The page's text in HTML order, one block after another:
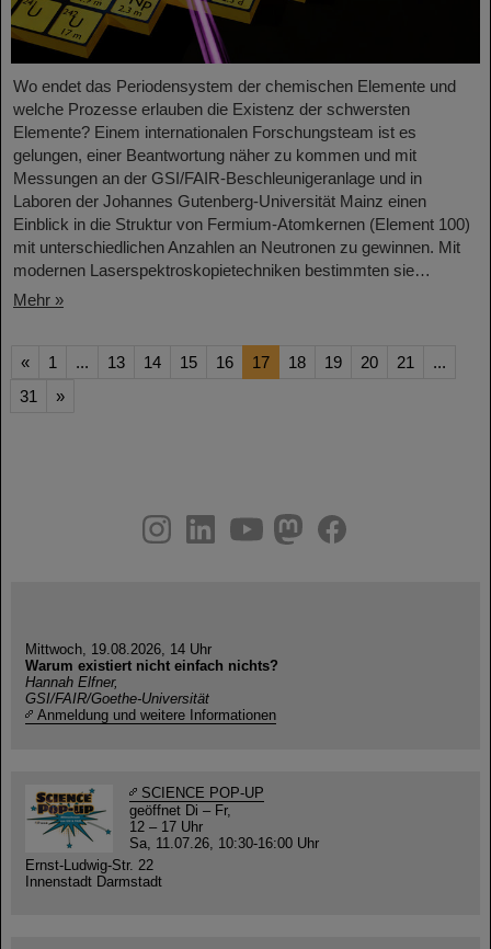
Wo endet das Periodensystem der chemischen Elemente und
welche Prozesse erlauben die Existenz der schwersten
Elemente? Einem internationalen Forschungsteam ist es
gelungen, einer Beantwortung näher zu kommen und mit
Messungen an der GSI/FAIR-Beschleunigeranlage und in
Laboren der Johannes Gutenberg-Universität Mainz einen
Einblick in die Struktur von Fermium-Atomkernen (Element 100)
mit unterschiedlichen Anzahlen an Neutronen zu gewinnen. Mit
modernen Laserspektroskopietechniken bestimmten sie…
Mehr »
« 1 ... 13 14 15 16 17 18 19 20 21
...
31
»
youtube
helmholtz.social
facebook
Mittwoch, 19.08.2026, 14 Uhr
Warum existiert nicht einfach nichts?
Hannah Elfner,
GSI/FAIR/Goethe-Universität
Anmeldung und weitere Informationen
SCIENCE POP-UP
geöffnet Di – Fr,
12 – 17 Uhr
Sa, 11.07.26, 10:30-16:00 Uhr
Ernst-Ludwig-Str. 22
Innenstadt Darmstadt